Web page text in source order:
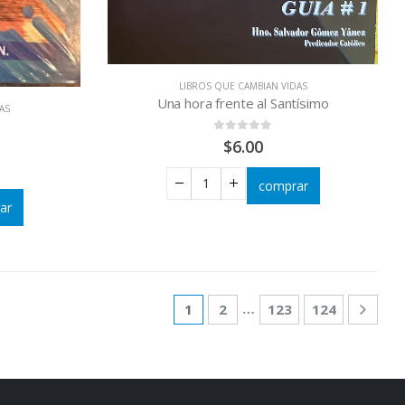
LIBROS QUE CAMBIAN VIDAS
Una hora frente al Santísimo
out of 5
$6.00
comprar
1 2 … 123 124